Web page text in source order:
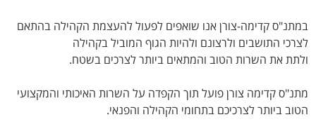
במתנ"ס קדימה-צורן אנו שואפים לפעול להעצמת הקהילה בהתאם
לצרכי התושבים ולרצונם ולהיות הגוף המוביל בקהילה
ולתת את השרות הטוב והמתאים ביותר לצרכים בשטח.
מתנ"ס קדימה צורן פועל תוך הקפדה על השרות האיכותי והמקצועי
הטוב ביותר לצרכיכם בתחומי הקהילה והפנאי.
ייעוד
הנהלת המתנ"ס
דוחות כספיים
דרושים
לוח אירועים
הסדרי נגישות
תקנון רכישת כרטיסים
תקנונים